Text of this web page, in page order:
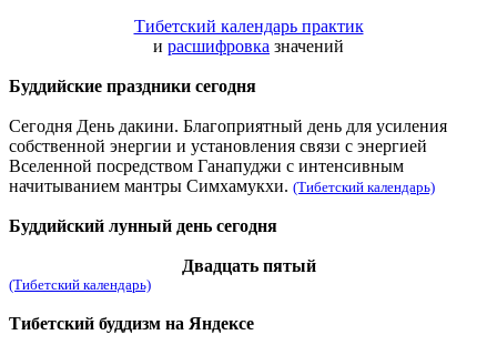
Тибетский календарь практик
и расшифровка значений
Буддийские праздники сегодня
Сегодня День дакини. Благоприятный день для усиления
собственной энергии и установления связи с энергией
Вселенной посредством Ганапуджи с интенсивным
начитыванием мантры Симхамукхи. (Тибетский календарь)
Буддийский лунный день сегодня
Двадцать пятый
(Тибетский календарь)
Тибетский буддизм на Яндексе